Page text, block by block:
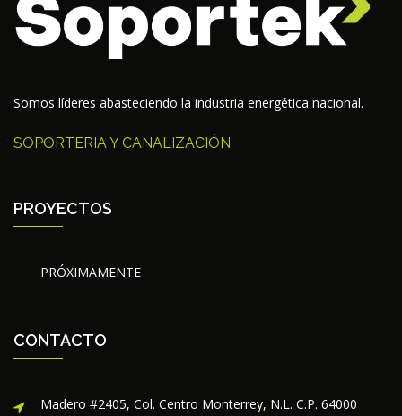
Somos líderes abasteciendo la industria energética nacional.
SOPORTERIA Y CANALIZACIÓN
PROYECTOS
PRÓXIMAMENTE
CONTACTO
Madero #2405, Col. Centro Monterrey, N.L. C.P. 64000